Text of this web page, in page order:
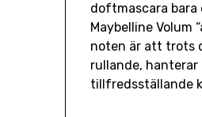
doftmascara bara
Maybelline Volum
noten är att trots
rullande,
tillfredsställande